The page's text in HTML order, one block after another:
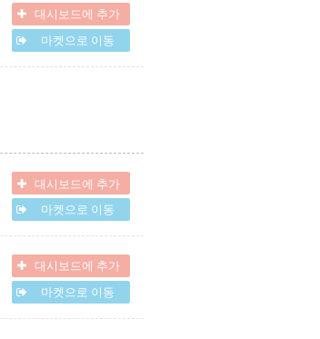
대시보드에 추가
마켓으로 이동
대시보드에 추가
마켓으로 이동
대시보드에 추가
마켓으로 이동